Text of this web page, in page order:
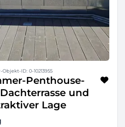
ID: 0-10213955
Penthouse-
und
Lage